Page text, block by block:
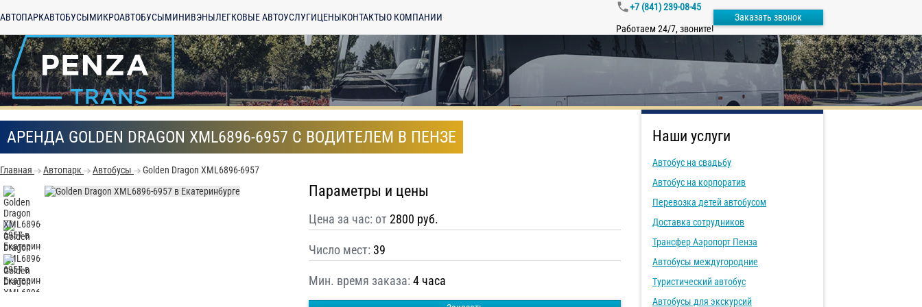
АВТОПАРКАВТОБУСЫМИКРОАВТОБУСЫМИНИВЭНЫЛЕГКОВЫЕ АВТОУСЛУГИЦЕНЫКОНТАКТЫО КОМПАНИИ
+7 (841) 239-08-45
Работаем 24/7, звоните!
Заказать звонок
АРЕНДА GOLDEN DRAGON XML6896-6957 С ВОДИТЕЛЕМ В ПЕНЗЕ
Главная Автопарк Автобусы Golden Dragon XML6896-6957
Параметры и цены
Цена за час: от2800 руб.
Число мест: 39
Мин. время заказа: 4 часа
Наши услуги
Автобус на свадьбу
Автобус на корпоратив
Перевозка детей автобусом
Доставка сотрудников
Трансфер Аэропорт Пенза
Автобусы междугородние
Туристический автобус
Автобусы для экскурсий